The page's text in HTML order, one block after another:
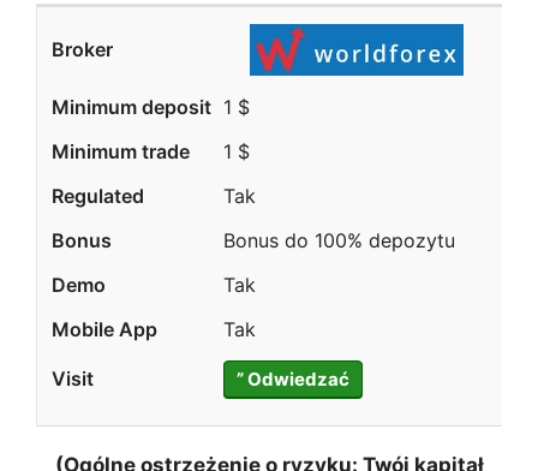
1 $
1 $
Tak
Bonus do 100% depozytu
Tak
Tak
” Odwiedzać
(Ogólne ostrzeżenie o ryzyku: Twój kapitał